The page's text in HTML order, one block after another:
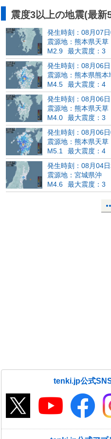
震度3以上の地震(最新
発生時刻：08月07
震源地：熊本県天草
M2.9
最大震度：3
発生時刻：08月06
震源地：熊本県熊本
M4.5
最大震度：4
発生時刻：08月06
震源地：熊本県天草
M4.0
最大震度：3
発生時刻：08月06
震源地：熊本県天草
M5.1
最大震度：4
発生時刻：08月04
震源地：宮城県沖
M4.6
最大震度：3
tenki.jp公式